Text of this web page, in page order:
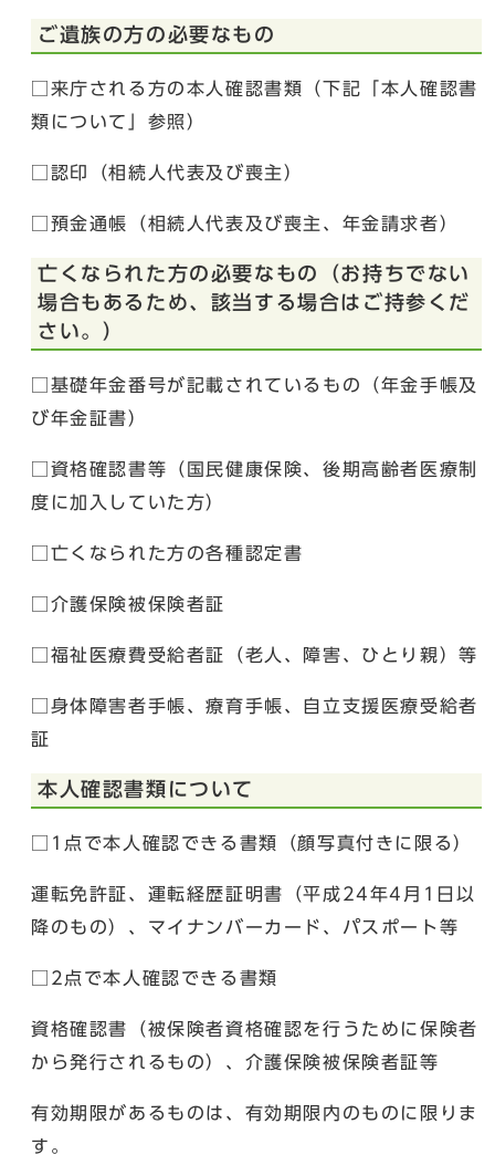
ご遺族の方の必要なもの
□来庁される方の本人確認書類（下記「本人確認書
類について」参照）
□認印（相続人代表及び喪主）
□預金通帳（相続人代表及び喪主、年金請求者）
亡くなられた方の必要なもの（お持ちでない
場合もあるため、該当する場合はご持参くだ
さい。）
□基礎年金番号が記載されているもの（年金手帳及
び年金証書）
□資格確認書等（国民健康保険、後期高齢者医療制
度に加入していた方）
□亡くなられた方の各種認定書
□介護保険被保険者証
□福祉医療費受給者証（老人、障害、ひとり親）等
□身体障害者手帳、療育手帳、自立支援医療受給者
証
本人確認書類について
□1点で本人確認できる書類（顔写真付きに限る）
運転免許証、運転経歴証明書（平成24年4月1日以
降のもの）、マイナンバーカード、パスポート等
□2点で本人確認できる書類
資格確認書（被保険者資格確認を行うために保険者
から発行されるもの）、介護保険被保険者証等
有効期限があるものは、有効期限内のものに限りま
す。